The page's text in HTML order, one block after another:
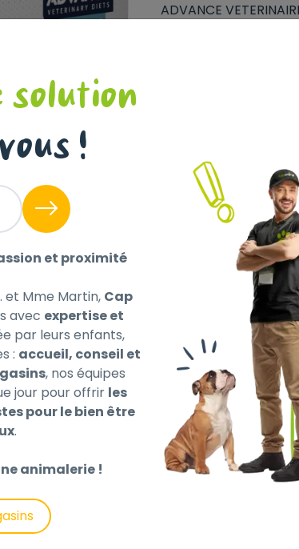
ADVANCE
Disponible
adultes et chatons qui aide à compenser
troubles de l’absorption intestinale.
hautement digestes. Il contient
favoriser le bon développement de la flore
solution
!
et proximité
et Mme Martin, Cap
avec expertise et
par leurs enfants,
: accueil, conseil et
, nos équipes
jour pour offrir les
pour le bien être
.
animalerie !